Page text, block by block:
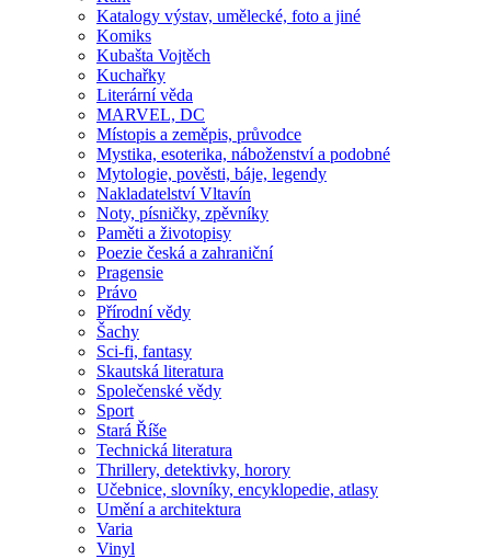
Katalogy výstav, umělecké, foto a jiné
Komiks
Kubašta Vojtěch
Kuchařky
Literární věda
MARVEL, DC
Místopis a zeměpis, průvodce
Mystika, esoterika, náboženství a podobné
Mytologie, pověsti, báje, legendy
Nakladatelství Vltavín
Noty, písničky, zpěvníky
Paměti a životopisy
Poezie česká a zahraniční
Pragensie
Právo
Přírodní vědy
Šachy
Sci-fi, fantasy
Skautská literatura
Společenské vědy
Sport
Stará Říše
Technická literatura
Thrillery, detektivky, horory
Učebnice, slovníky, encyklopedie, atlasy
Umění a architektura
Varia
Vinyl